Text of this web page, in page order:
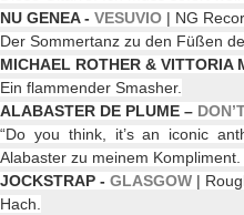
NU GENEA - VESUVIO | NG
Der Sommertanz zu den Füßen
MICHAEL ROTHER & VITTORIA
Ein flammender Smasher.
ALABASTER DE PLUME –
“Do you think, it’s an iconic
Alabaster zu meinem
JOCKSTRAP - GLASGOW |
Hach.